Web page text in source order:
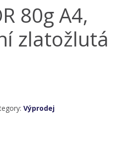
80g A4,
zlatožlutá
Výprodej